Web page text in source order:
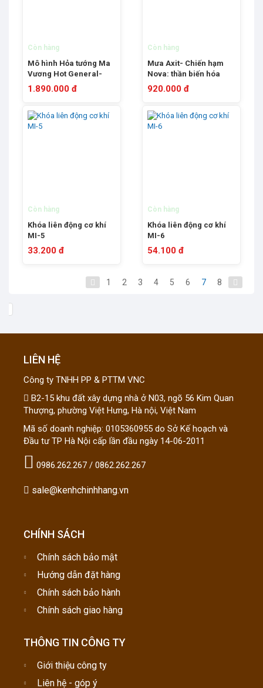
Còn hàng
Mô hình Hỏa tướng Ma
Vương Hot General-
MJZ-VE02
1.890.000 đ
Còn hàng
Mưa Axit- Chiến hạm
Nova: thần biến hóa
(mô hình 1:12)
FEXTHobby-FXH-AR-
920.000 đ
Còn hàng
Khóa liên động cơ khí
MI-5
33.200 đ
Còn hàng
Khóa liên động cơ khí
MI-6
54.100 đ
1 2 3 4 5 6 7 8
LIÊN HỆ
Công ty TNHH PP & PTTM VNC
B2-15 khu đất xây dựng nhà ở N03, ngõ 56 Kim Quan
Thượng, phường Việt Hưng, Hà nội, Việt Nam
Mã số doanh nghiệp: 0105360955 do Sở Kế hoạch và
Đầu tư TP Hà Nội cấp lần đầu ngày 14-06-2011
0986.262.267 / 0862.262.267
sale@kenhchinhhang.vn
CHÍNH SÁCH
Chính sách bảo mật
Hướng dẫn đặt hàng
Chính sách bảo hành
Chính sách giao hàng
THÔNG TIN CÔNG TY
Giới thiệu công ty
Liên hệ - góp ý